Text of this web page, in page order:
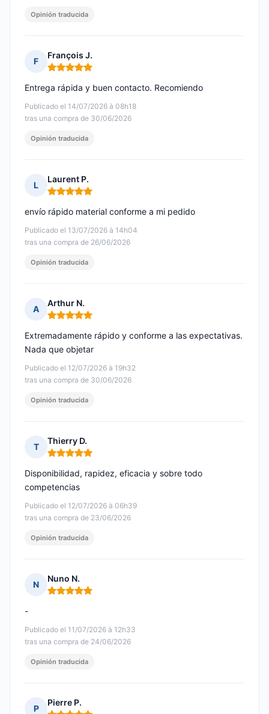
Opinión traducida
F
François J.
Nota: 5 de 5
Publicado el 14/07/2026 à 08h18
tras una compra de 30/06/2026
Entrega rápida y buen contacto. Recomiendo
Opinión traducida
L
Laurent P.
Nota: 5 de 5
Publicado el 13/07/2026 à 14h04
tras una compra de 26/06/2026
envío rápido material conforme a mi pedido
Opinión traducida
A
Arthur N.
Nota: 5 de 5
Publicado el 12/07/2026 à 19h32
tras una compra de 30/06/2026
Extremadamente rápido y conforme a las expectativas.
Nada que objetar
Opinión traducida
T
Thierry D.
Nota: 5 de 5
Publicado el 12/07/2026 à 06h39
tras una compra de 23/06/2026
Disponibilidad, rapidez, eficacia y sobre todo
competencias
Opinión traducida
N
Nuno N.
Nota: 5 de 5
Publicado el 11/07/2026 à 12h33
tras una compra de 24/06/2026
-
Opinión traducida
P
Pierre P.